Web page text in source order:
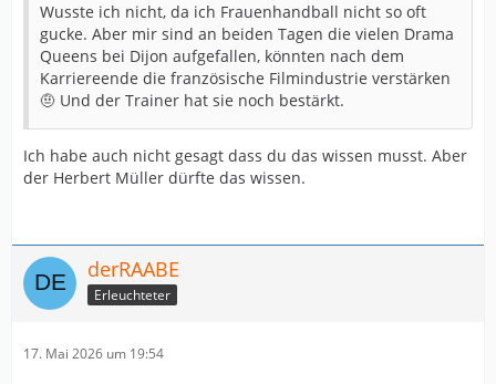
Wusste ich nicht, da ich Frauenhandball nicht so oft
gucke. Aber mir sind an beiden Tagen die vielen Drama
Queens bei Dijon aufgefallen, könnten nach dem
Karriereende die französische Filmindustrie verstärken
🤨 Und der Trainer hat sie noch bestärkt.
Ich habe auch nicht gesagt dass du das wissen musst. Aber
der Herbert Müller dürfte das wissen.
derRAABE
Erleuchteter
17. Mai 2026 um 19:54